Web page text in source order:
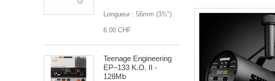
Longueur : 56mm (3¾")
6.00 CHF
Teenage Engineering
EP–133 K.O. II -
128Mb